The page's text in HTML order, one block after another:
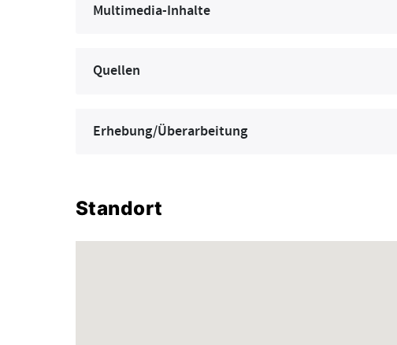
Multimedia-Inhalte
Quellen
Erhebung/Überarbeitung
Standort